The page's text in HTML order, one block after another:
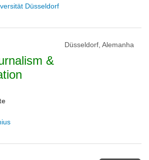
Düsseldorf
Düsseldorf, Alemanha
&